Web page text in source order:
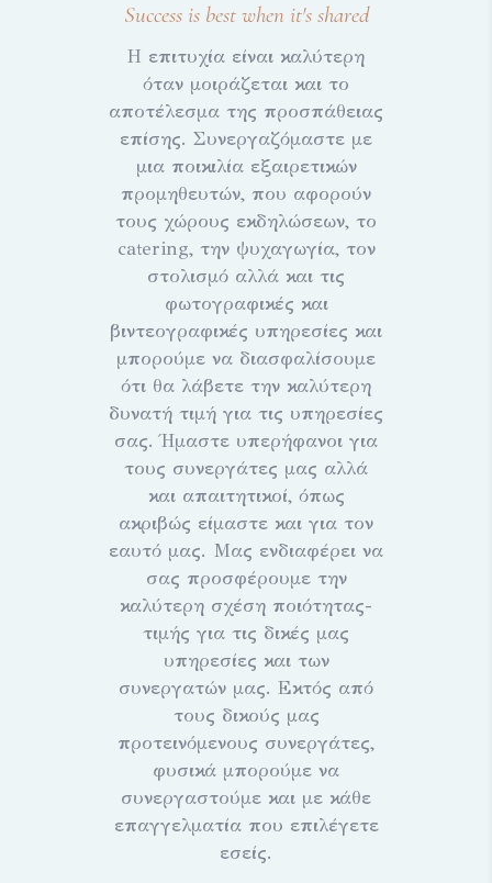
Success is best when it's shared
Η επιτυχία είναι καλύτερη
όταν μοιράζεται και το
αποτέλεσμα της προσπάθειας
επίσης. Συνεργαζόμαστε με
μια ποικιλία εξαιρετικών
προμηθευτών, που αφορούν
τους χώρους εκδηλώσεων, το
catering, την ψυχαγωγία, τον
στολισμό αλλά και τις
φωτογραφικές και
βιντεογραφικές υπηρεσίες και
μπορούμε να διασφαλίσουμε
ότι θα λάβετε την καλύτερη
δυνατή τιμή για τις υπηρεσίες
σας. Ήμαστε υπερήφανοι για
τους συνεργάτες μας αλλά
και απαιτητικοί, όπως
ακριβώς είμαστε και για τον
εαυτό μας. Μας ενδιαφέρει να
σας προσφέρουμε την
καλύτερη σχέση ποιότητας-
τιμής για τις δικές μας
υπηρεσίες και των
συνεργατών μας. Εκτός από
τους δικούς μας
προτεινόμενους συνεργάτες,
φυσικά μπορούμε να
συνεργαστούμε και με κάθε
επαγγελματία που επιλέγετε
εσείς.